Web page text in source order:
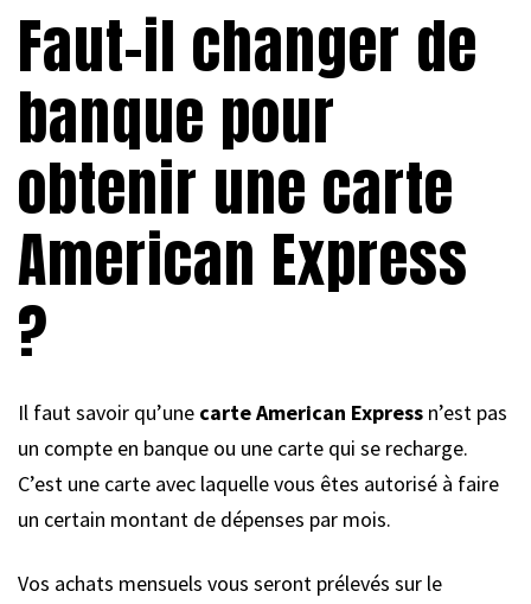
Faut-il changer de
banque pour
obtenir une carte
American Express
?
Il faut savoir qu’une carte American Express n’est pas
un compte en banque ou une carte qui se recharge.
C’est une carte avec laquelle vous êtes autorisé à faire
un certain montant de dépenses par mois.
Vos achats mensuels vous seront prélevés sur le